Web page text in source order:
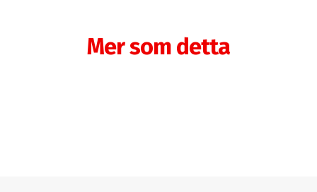
Mer som detta